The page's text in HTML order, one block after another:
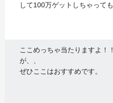
して100万ゲットしちゃって
ここめっちゃ当たりますよ！
が、、
ぜひここはおすすめです。